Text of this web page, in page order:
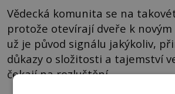
Vědecká komunita se na
protože otevírají dveře k
už je původ signálu jakýkoliv,
důkazy o složitosti a tajemství
čekají na rozluštění.